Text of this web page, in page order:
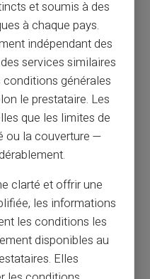
Carte prépayée
sans compte, ça
que votre banque vous
vo...
et soumis à des
à chaque pays.
indépendant des
services similaires
générales
le prestataire. Les
que les limites de
ou la couverture —
clarté et offrir une
les informations
les conditions les
disponibles au
Elles